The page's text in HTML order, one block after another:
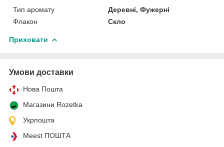
Тип аромату
Деревні, Фужерні
Флакон
Скло
Приховати
Умови доставки
Нова Пошта
Магазини Rozetka
Укрпошта
Meest ПОШТА